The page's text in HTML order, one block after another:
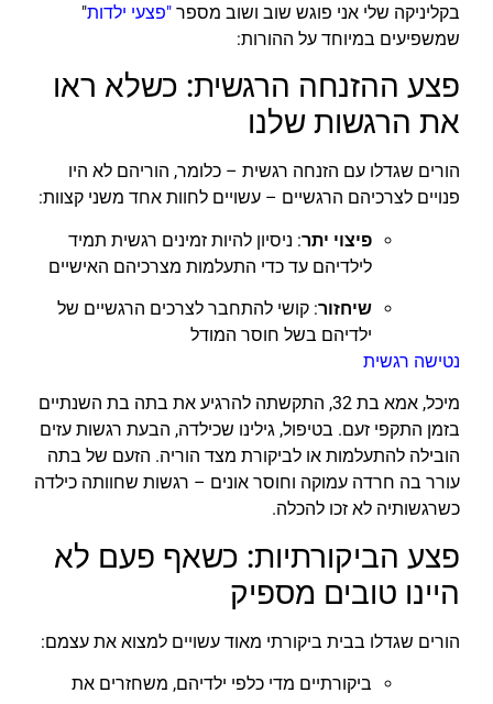
בקליניקה שלי אני פוגש שוב ושוב מספר "פצעי ילדות"
שמשפיעים במיוחד על ההורות:
פצע ההזנחה הרגשית: כשלא ראו
את הרגשות שלנו
הורים שגדלו עם הזנחה רגשית – כלומר, הוריהם לא היו
פנויים לצרכיהם הרגשיים – עשויים לחוות אחד משני קצוות:
פיצוי יתר: ניסיון להיות זמינים רגשית תמיד
לילדיהם עד כדי התעלמות מצרכיהם האישיים
שיחזור: קושי להתחבר לצרכים הרגשיים של
ילדיהם בשל חוסר המודל
נטישה רגשית
מיכל, אמא בת 32, התקשתה להרגיע את בתה בת השנתיים
בזמן התקפי זעם. בטיפול, גילינו שכילדה, הבעת רגשות עזים
הובילה להתעלמות או לביקורת מצד הוריה. הזעם של בתה
עורר בה חרדה עמוקה וחוסר אונים – רגשות שחוותה כילדה
כשרגשותיה לא זכו להכלה.
פצע הביקורתיות: כשאף פעם לא
היינו טובים מספיק
הורים שגדלו בבית ביקורתי מאוד עשויים למצוא את עצמם:
ביקורתיים מדי כלפי ילדיהם, משחזרים את